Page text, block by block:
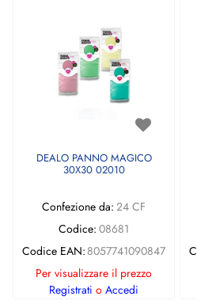
DEALO PANNO MAGICO
30X30 02010
Confezione da: 24 CF
Codice: 08681
Codice EAN: 8057741090847
Per visualizzare il prezzo
Registrati o Accedi